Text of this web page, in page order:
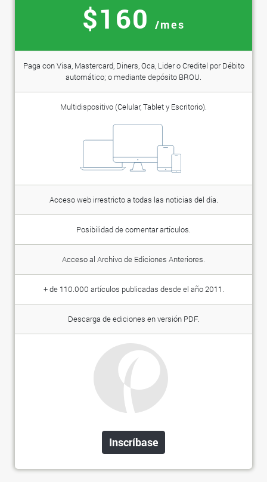
$160 /mes
Paga con Visa, Mastercard, Diners, Oca, Lider o Creditel por Débito
automático; o mediante depósito BROU.
Multidispositivo (Celular, Tablet y Escritorio).
Acceso web irrestricto a todas las noticias del día.
Posibilidad de comentar artículos.
Acceso al Archivo de Ediciones Anteriores.
+ de 110.000 artículos publicadas desde el año 2011.
Descarga de ediciones en versión PDF.
Inscríbase